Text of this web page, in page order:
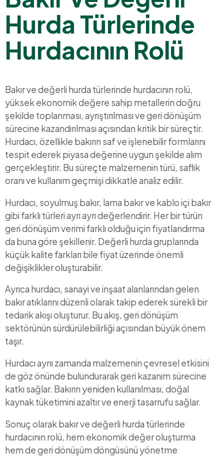
Hurda Türlerinde
Hurdacının Rolü
Bakır ve değerli hurda türlerinde hurdacının rolü,
yüksek ekonomik değere sahip metallerin doğru
şekilde toplanması, ayrıştırılması ve geri dönüşüm
sürecine kazandırılması açısından kritik bir süreçtir.
Hurdacı, özellikle bakırın saf ve işlenebilir formlarını
tespit ederek piyasa değerine uygun şekilde alım
gerçekleştirir. Bu süreçte malzemenin türü, saflık
oranı ve kullanım geçmişi dikkatle analiz edilir.
Hurdacı, soyulmuş bakır, lama bakır ve kablo içi bakır
gibi farklı türleri ayrı ayrı değerlendirir. Her bir türün
geri dönüşüm verimi farklı olduğu için fiyatlandırma
da buna göre şekillenir. Değerli hurda gruplarında
küçük kalite farkları bile fiyat üzerinde önemli
değişiklikler oluşturabilir.
Ayrıca hurdacı, sanayi ve inşaat alanlarından gelen
bakır atıklarını düzenli olarak takip ederek sürekli bir
tedarik akışı oluşturur. Bu akış, geri dönüşüm
sektörünün sürdürülebilirliği açısından büyük önem
taşır.
Hurdacı aynı zamanda malzemenin çevresel etkisini
de göz önünde bulundurarak geri kazanım sürecine
katkı sağlar. Bakırın yeniden kullanılması, doğal
kaynak tüketimini azaltır ve enerji tasarrufu sağlar.
Sonuç olarak bakır ve değerli hurda türlerinde
hurdacının rolü, hem ekonomik değer oluşturma
hem de geri dönüşüm döngüsünü yönetme